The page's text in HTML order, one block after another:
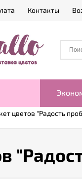
Контакты
цветов "Радость